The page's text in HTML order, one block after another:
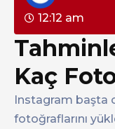
12:12 am
Kaç
Instagram başta
fotoğraflarını